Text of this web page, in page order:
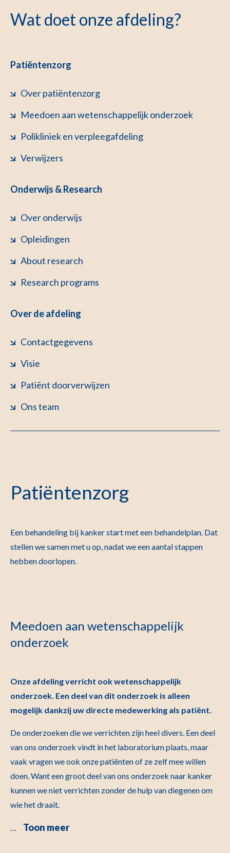
Wat doet onze afdeling?
Patiëntenzorg
Over patiëntenzorg
Meedoen aan wetenschappelijk onderzoek
Polikliniek en verpleegafdeling
Verwijzers
Onderwijs & Research
Over onderwijs
Opleidingen
About research
Research programs
Over de afdeling
Contactgegevens
Visie
Patiënt doorverwijzen
Ons team
Patiëntenzorg
Een behandeling bij kanker start met een behandelplan. Dat
stellen we samen met u op, nadat we een aantal stappen
hebben doorlopen.
Meedoen aan wetenschappelijk
onderzoek
Onze afdeling verricht ook wetenschappelijk
onderzoek. Een deel van dit onderzoek is alleen
mogelijk dankzij uw directe medewerking als patiënt.
De onderzoeken die we verrichten zijn heel divers. Een deel
van ons onderzoek vindt in het laboratorium plaats, maar
vaak vragen we ook onze patiënten of ze zelf mee willen
doen. Want een groot deel van ons onderzoek naar kanker
kunnen we niet verrichten zonder de hulp van diegenen om
wie het draait.
… Toon meer